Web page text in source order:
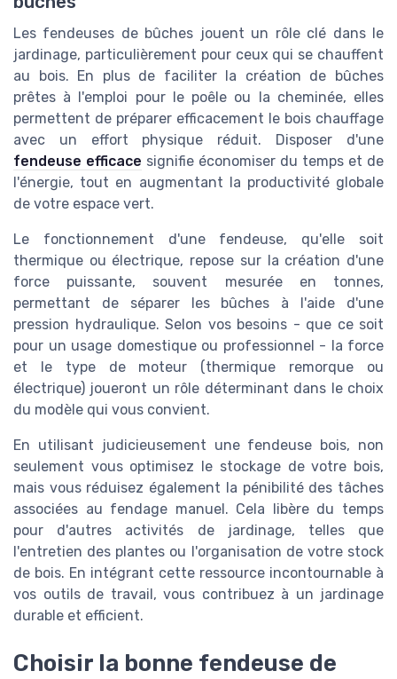
Les fendeuses de bûches jouent un rôle clé dans le
jardinage, particulièrement pour ceux qui se chauffent
au bois. En plus de faciliter la création de bûches
prêtes à l'emploi pour le poêle ou la cheminée, elles
permettent de préparer efficacement le bois chauffage
avec un effort physique réduit. Disposer d'une
fendeuse efficace signifie économiser du temps et de
l'énergie, tout en augmentant la productivité globale
de votre espace vert.
Le fonctionnement d'une fendeuse, qu'elle soit
thermique ou électrique, repose sur la création d'une
force puissante, souvent mesurée en tonnes,
permettant de séparer les bûches à l'aide d'une
pression hydraulique. Selon vos besoins - que ce soit
pour un usage domestique ou professionnel - la force
et le type de moteur (thermique remorque ou
électrique) joueront un rôle déterminant dans le choix
du modèle qui vous convient.
En utilisant judicieusement une fendeuse bois, non
seulement vous optimisez le stockage de votre bois,
mais vous réduisez également la pénibilité des tâches
associées au fendage manuel. Cela libère du temps
pour d'autres activités de jardinage, telles que
l'entretien des plantes ou l'organisation de votre stock
de bois. En intégrant cette ressource incontournable à
vos outils de travail, vous contribuez à un jardinage
durable et efficient.
Choisir la bonne fendeuse de